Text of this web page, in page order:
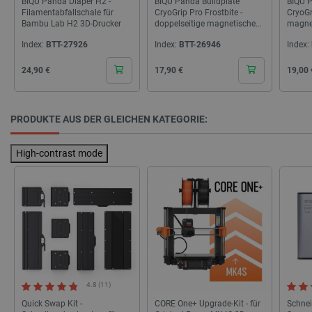
Filamentabfallschale für
Bambu Lab H2 3D-Drucker
Index: BTT-27926
Cena
24,90 €
CryoGrip Pro Frostbite -
doppelseitige magnetische
A1 mini Drucker -
Index: BTT-26946
Cena
17,90 €
und
Index:
Cena
19,00
PRODUKTE AUS DER GLEICHEN KATEGORIE:
High-contrast mode
4.8 (11)
Quick Swap Kit -
CORE One+ Upgrade-Kit - für
critData
9
46
_lb
CookieScriptConsent
CookieScript
botland.de